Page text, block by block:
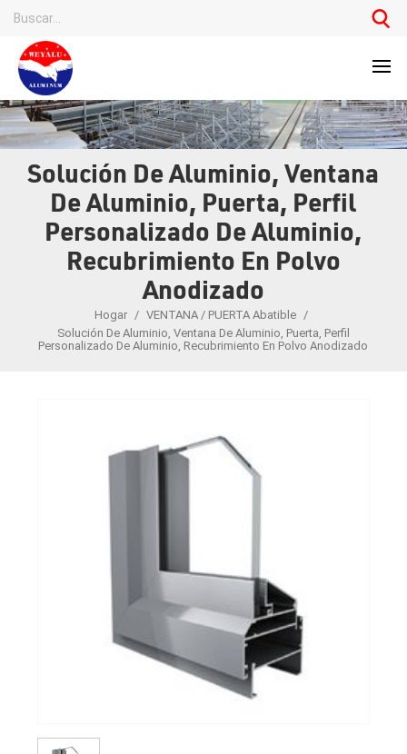
Solución De Aluminio, Ventana
De Aluminio, Puerta, Perfil
Personalizado De Aluminio,
Recubrimiento En Polvo
Anodizado
Hogar / VENTANA / PUERTA Abatible /
Solución De Aluminio, Ventana De Aluminio, Puerta, Perfil
Personalizado De Aluminio, Recubrimiento En Polvo Anodizado